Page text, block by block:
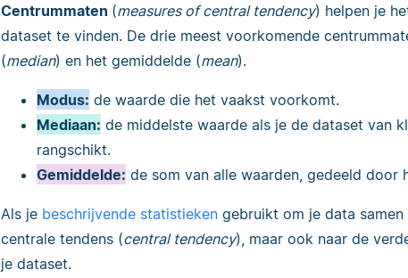
Centrummaten (measures of central tendency) helpen je
dataset te vinden. De drie meest voorkomende
(median) en het gemiddelde (mean).
Modus: de waarde die het vaakst voorkomt.
Mediaan: de middelste waarde als je de dataset van
rangschikt.
Gemiddelde: de som van alle waarden, gedeeld door
Als je beschrijvende statistieken gebruikt om je data
centrale tendens (central tendency), maar ook naar de
je dataset.